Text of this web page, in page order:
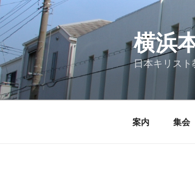
コ
ン
テ
ン
ツ
へ
ス
横浜
日本キリスト
案内 集会